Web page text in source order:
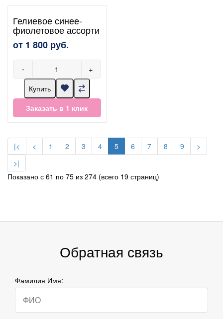
Гелиевое синее-
фиолетовое ассорти
от 1 800 руб.
- +
Купить
Заказать в 1 клик
|< < 1 2 3 4 5 6 7 8 9
>
>|
Показано с 61 по 75 из 274 (всего 19 страниц)
Обратная связь
Фамилия Имя: